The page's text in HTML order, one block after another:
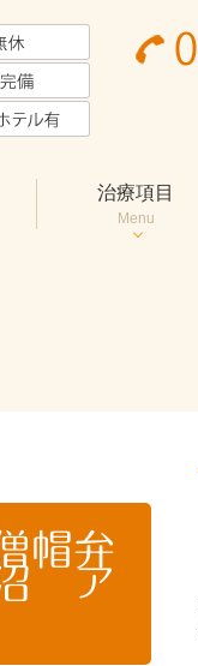
治療項目
Menu
帽弁
ア